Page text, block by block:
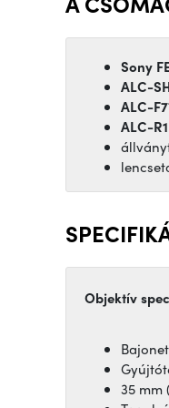
Sony
ALC-
ALC-
ALC-
Objektív
35 mm